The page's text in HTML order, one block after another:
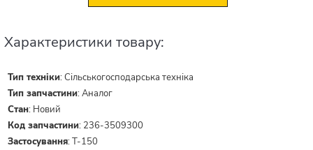
Характеристики товару:
Тип техніки:Сільськогосподарська техніка
Тип запчастини:Аналог
Стан: Новий
Код запчастини: 236-3509300
Застосування:Т-150